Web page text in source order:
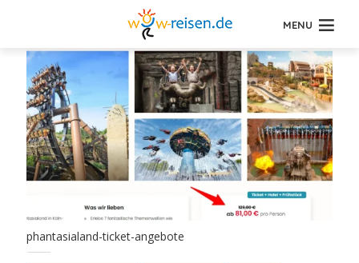
MENU
phantasialand-ticket-angebote